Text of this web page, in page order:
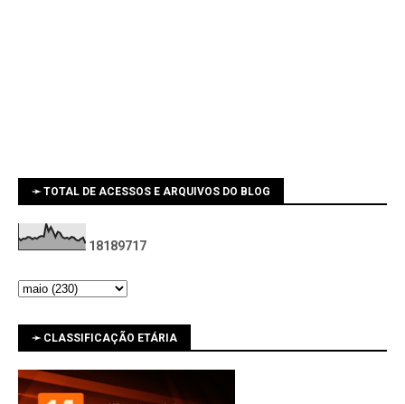
➛ TOTAL DE ACESSOS E ARQUIVOS DO BLOG
18189717
➛ CLASSIFICAÇÃO ETÁRIA